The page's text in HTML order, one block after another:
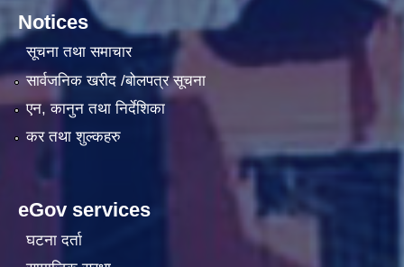
Notices
सूचना तथा समाचार
सार्वजनिक खरीद /बोलपत्र सूचना
एन, कानुन तथा निर्देशिका
कर तथा शुल्कहरु
eGov services
घटना दर्ता